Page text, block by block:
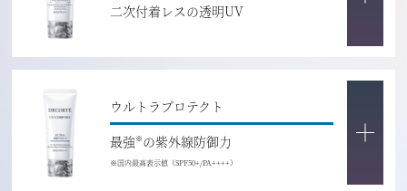
二次付着レスの透明UV
ウルトラプロテクト
最強※の紫外線防御力
※国内最高表示値（SPF50+/PA++++）